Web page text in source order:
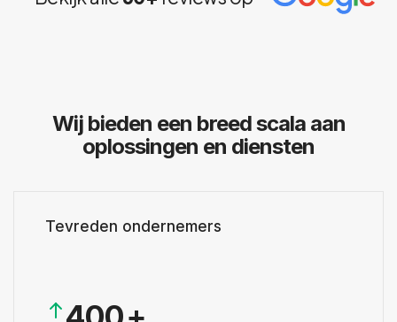
Wij bieden een breed scala aan
oplossingen en diensten
Tevreden ondernemers
1